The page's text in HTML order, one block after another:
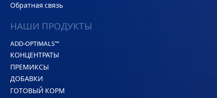
Обратная связь
НАШИ ПРОДУКТЫ
ADD-OPTIMALS™
КОНЦЕНТРАТЫ
ПРЕМИКСЫ
ДОБАВКИ
ГОТОВЫЙ КОРМ